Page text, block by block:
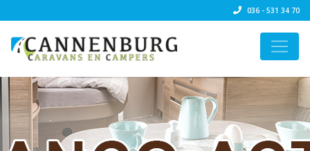
036 - 531 34 70